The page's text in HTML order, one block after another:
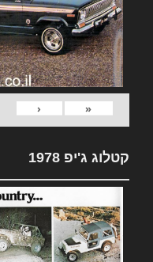
«
‹
קטלוג ג'יפ 1978